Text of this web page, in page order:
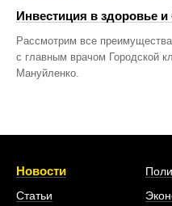
Инвестиция в здоровье
Рассмотрим все
с главным врачом Городской
Мануйленко.
Новости
Статьи